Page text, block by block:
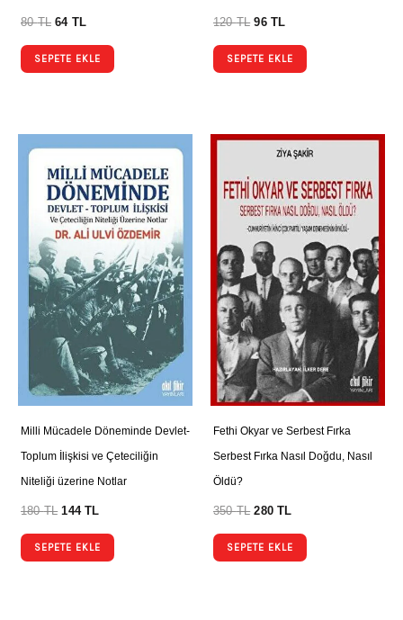
80TL 64 TL
SEPETE EKLE
120TL 96TL
SEPETE EKLE
Milli Mücadele Döneminde Devlet-
Toplum İlişkisi ve Çeteciliğin
Niteliği üzerine Notlar
180TL 144TL
SEPETE EKLE
Fethi Okyar ve Serbest Fırka
Serbest Fırka Nasıl Doğdu, Nasıl
Öldü?
350TL 280TL
SEPETE EKLE